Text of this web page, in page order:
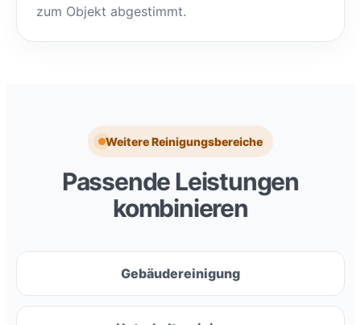
zum Objekt abgestimmt.
Weitere Reinigungsbereiche
Passende Leistungen
kombinieren
Gebäudereinigung